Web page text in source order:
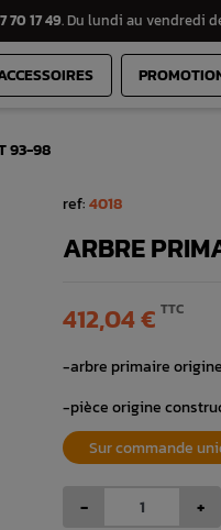
70 17 49. Du lundi au vendredi
93-98
ref:4018
ARBRE
412,04 € TTC
-arbre primaire origine
-pièce origine
Sur commande
- +